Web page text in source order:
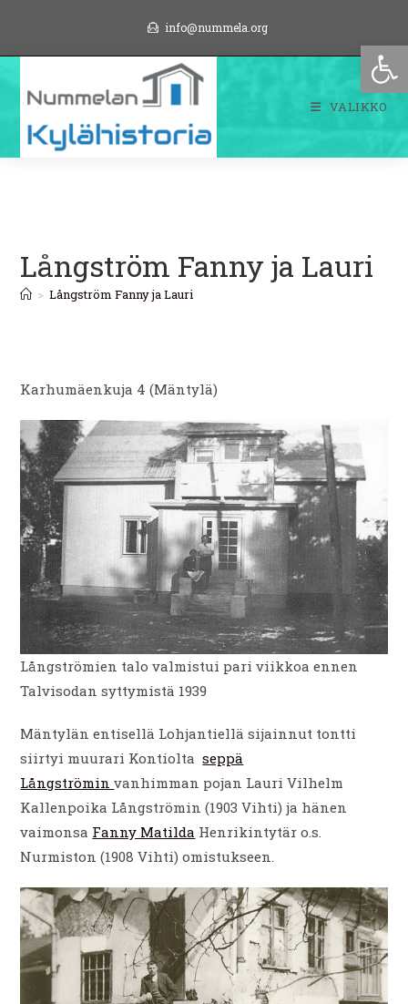
sisältöön
info@nummela.org
VALIKKO
Långström Fanny ja Lauri
> Långström Fanny ja Lauri
Karhumäenkuja 4 (Mäntylä)
Långströmien talo valmistui pari viikkoa ennen
Talvisodan syttymistä 1939
Mäntylän entisellä Lohjantiellä sijainnut tontti
siirtyi muurari Kontioltaseppä
Långströminvanhimman pojan Lauri Vilhelm
Kallenpoika Långströmin (1903 Vihti) ja hänen
vaimonsa Fanny Matilda Henrikintytär o.s.
Nurmiston (1908 Vihti) omistukseen.